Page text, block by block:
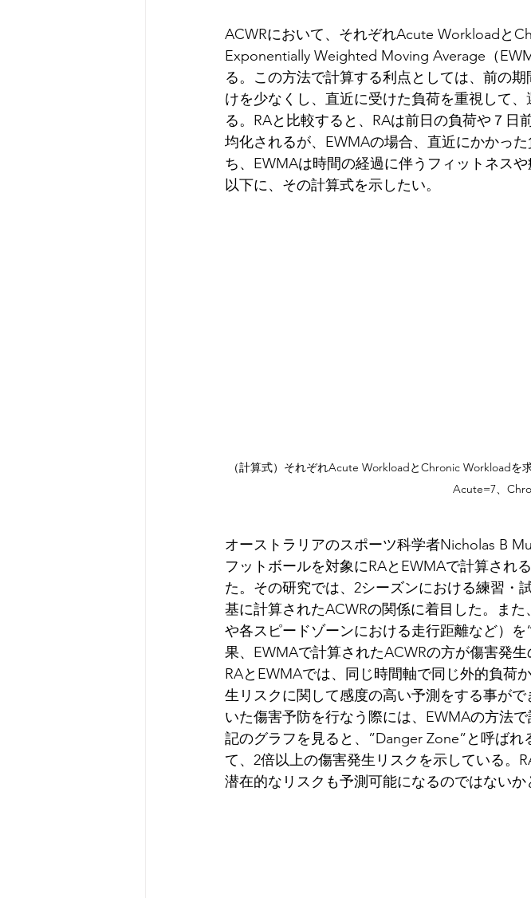
ACWRにおいて、それぞれAcute Workloadと
Exponentially Weighted Moving Average（
る。この方法で計算する利点としては、前の
けを少なくし、直近に受けた負荷を重視して
る。RAと比較すると、RAは前日の負荷や７
均化されるが、EWMAの場合、直近にかかっ
ち、EWMAは時間の経過に伴うフィットネス
以下に、その計算式を示したい。
（計算式）それぞれAcute WorkloadとChronic Workload
Acute=7、
オーストラリアのスポーツ科学者Nicholas B
フットボールを対象にRAとEWMAで計算され
た。その研究では、2シーズンにおける練習・
基に計算されたACWRの関係に着目した。ま
や各スピードゾーンにおける走行距離など）
果、EWMAで計算されたACWRの方が傷害発
RAとEWMAでは、同じ時間軸で同じ外的負荷
生リスクに関して感度の高い予測をする事が
いた傷害予防を行なう際には、EWMAの方法
記のグラフを見ると、”Danger Zone”と呼ば
て、2倍以上の傷害発生リスクを示している。
潜在的なリスクも予測可能になるのではないか